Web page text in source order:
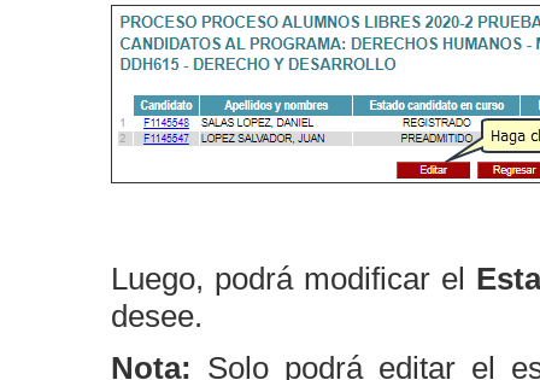
Luego, podrá modificar el
desee.
Nota: Solo podrá editar el